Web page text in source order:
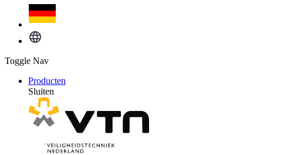
Toggle Nav
Producten
Sluiten